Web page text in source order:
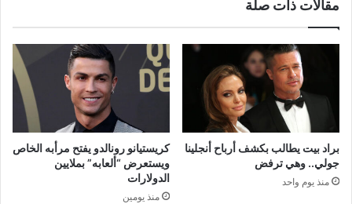
مقالات ذات صلة
براد بيت يطالب بكشف أرباح أنجلينا
جولي.. وهي ترفض
منذ يوم واحد
كريستيانو رونالدو يفتح مرأبه الخاص
ويستعرض “ألعابه” بملايين
الدولارات
منذ يومين